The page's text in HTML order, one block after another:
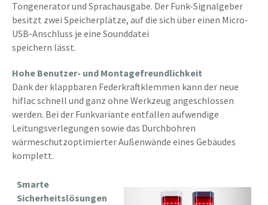
Tongenerator und Sprachausgabe. Der Funk-Signalgeber
besitzt zwei Speicherplätze, auf die sich über einen Micro-
USB-Anschluss je eine Sounddatei
speichern lässt.
Hohe Benutzer- und Montagefreundlichkeit
Dank der klappbaren Federkraftklemmen kann der neue
hiflac schnell und ganz ohne Werkzeug angeschlossen
werden. Bei der Funkvariante entfallen aufwendige
Leitungsverlegungen sowie das Durchbohren
wärmeschutzoptimierter Außenwände eines Gebäudes
komplett.
Smarte
Sicherheitslösungen